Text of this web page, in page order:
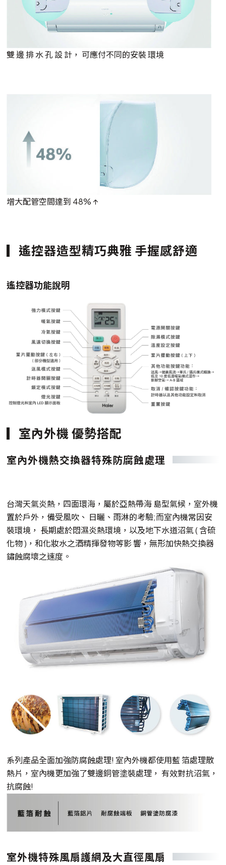
雙 邊 排 水 孔 設 計， 可應付不同的安裝 環境
增大配管空間達到 48% ↑
遙控器造型精巧典雅 手握感舒適
遙控器功能說明
室內外機 優勢搭配
室內外機熱交換器特殊防腐蝕處理
台灣天氣炎熱，四面環海，屬於亞熱帶海 島型氣候，室外機
置於戶外，備受風吹、 日曬、雨淋的考驗;而室內機常因安
裝環境， 長期處於悶濕炎熱環境，以及地下水道沼氣 ( 含硫
化物 )，和化妝水之酒精揮發物等影 響，無形加快熱交換器
鏽蝕腐壞之速度。
系列產品全面加強防腐蝕處理! 室內外機都使用藍 箔處理散
熱片，室內機更加強了雙邊銅管塗裝處理， 有效對抗沼氣，
抗腐蝕!
室外機特殊風扇護網及大直徑風扇